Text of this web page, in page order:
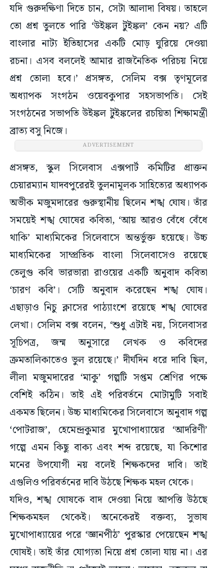
যদি গুরুদক্ষিণা দিতে চান, সেটা আলাদা বিষয়। তাহলে
তো প্রশ্ন তুলতে পারি ‘উইঙ্কল টুইঙ্কল’ কেন নয়? এটি
বাংলার নাট্য ইতিহাসের একটি মোড় ঘুরিয়ে দেওয়া
রচনা। এসব বললেই আমার রাজনৈতিক পরিচয় নিয়ে
প্রশ্ন তোলা হবে।’ প্রসঙ্গত, সেলিম বক্স তৃণমূলের
অধ্যাপক সংগঠন ওয়েবকুপার সহসভাপতি। সেই
সংগঠনের সভাপতি উইঙ্কল টুইঙ্কলের রচয়িতা শিক্ষামন্ত্রী
ব্রাত্য বসু নিজে।
ADVERTISEMENT
প্রসঙ্গত, স্কুল সিলেবাস এক্সপার্ট কমিটির প্রাক্তন
চেয়ারম্যান যাদবপুরেরই তুলনামূলক সাহিত্যের অধ্যাপক
অভীক মজুমদারের গুরুস্থানীয় ছিলেন শঙ্খ ঘোষ। তাঁর
সময়েই শঙ্খ ঘোষের কবিতা, ‘আয় আরও বেঁধে বেঁধে
থাকি’ মাধ্যমিকের সিলেবাসে অন্তর্ভুক্ত হয়েছে। উচ্চ
মাধ্যমিকের সাম্প্রতিক বাংলা সিলেবাসেও রয়েছে
তেলুগু কবি ভারভারা রাওয়ের একটি অনুবাদ কবিতা
‘চারণ কবি’। সেটি অনুবাদ করেছেন শঙ্খ ঘোষ।
এছাড়াও নিচু ক্লাসের পাঠ্যাংশে রয়েছে শঙ্খ ঘোষের
লেখা। সেলিম বক্স বলেন, ‘শুধু এটাই নয়, সিলেবাসর
সূচিপত্র, জন্ম অনুসারে লেখক ও কবিদের
ক্রমতালিকাতেও ভুল রয়েছে।’ দীর্ঘদিন ধরে দাবি ছিল,
লীলা মজুমদারের ‘মাকু’ গল্পটি সপ্তম শ্রেণির পক্ষে
বেশিই কঠিন। তাই এই পরিবর্তনে মোটামুটি সবাই
একমত ছিলেন। উচ্চ মাধ্যমিকের সিলেবাসে অনুবাদ গল্প
‘পোটরাজ’, হেমেন্দ্রকুমার মুখোপাধ্যায়ের ‘আদরিণী’
গল্পে এমন কিছু বাক্য এবং শব্দ রয়েছে, যা কিশোর
মনের উপযোগী নয় বলেই শিক্ষকদের দাবি। তাই
এগুলিও পরিবর্তনের দাবি উঠছে শিক্ষক মহল থেকে।
যদিও, শঙ্খ ঘোষকে বাদ দেওয়া নিয়ে আপত্তি উঠছে
শিক্ষকমহল থেকেই। অনেকেরই বক্তব্য, সুভাষ
মুখোপাধ্যায়ের পরে ‘জ্ঞানপীঠ’ পুরস্কার পেয়েছেন শঙ্খ
ঘোষই। তাই তাঁর যোগ্যতা নিয়ে প্রশ্ন তোলা যায় না। এর